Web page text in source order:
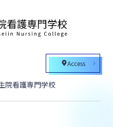
Access
院看護専門学校